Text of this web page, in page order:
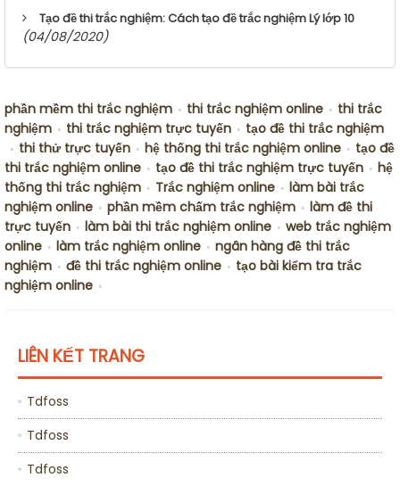
Tạo đề thi trắc nghiệm: Cách tạo đề trắc nghiệm Lý lớp 10
(04/08/2020)
phần mềm thi trắc nghiệm • thi trắc nghiệm online • thi trắc
nghiệm • thi trắc nghiệm trực tuyến • tạo đề thi trắc nghiệm
• thi thử trực tuyến • hệ thống thi trắc nghiệm online • tạo đề
thi trắc nghiệm online • tạo đề thi trắc nghiệm trực tuyến • hệ
thống thi trắc nghiệm • Trắc nghiệm online • làm bài trắc
nghiệm online • phần mềm chấm trắc nghiệm • làm đề thi
trực tuyến • làm bài thi trắc nghiệm online • web trắc nghiệm
online • làm trắc nghiệm online • ngân hàng đề thi trắc
nghiệm • đề thi trắc nghiệm online • tạo bài kiểm tra trắc
nghiệm online •
LIÊN KẾT TRANG
Tdfoss
Tdfoss
Tdfoss